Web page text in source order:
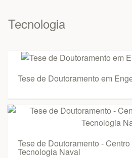
Tecnologia
Tese de Doutoramento em
Tese de Doutoramento -
Tecnologia Naval